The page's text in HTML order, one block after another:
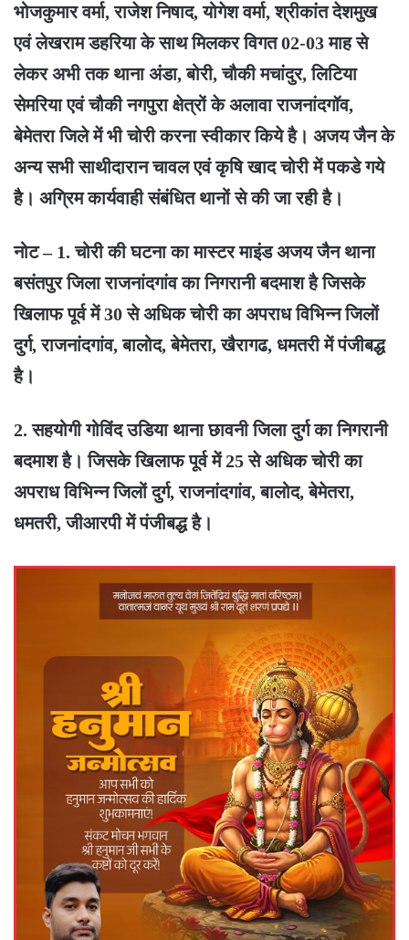
भोजकुमार वर्मा, राजेश निषाद, योगेश वर्मा, श्रीकांत देशमुख
एवं लेखराम डहरिया के साथ मिलकर विगत 02-03 माह से
लेकर अभी तक थाना अंडा, बोरी, चौकी मचांदुर, लिटिया
सेमरिया एवं चौकी नगपुरा क्षेत्रों के अलावा राजनांदगॉव,
बेमेतरा जिले में भी चोरी करना स्वीकार किये है। अजय जैन के
अन्य सभी साथीदारान चावल एवं कृषि खाद चोरी में पकडे गये
है। अग्रिम कार्यवाही संबंधित थानों से की जा रही है।
नोट – 1. चोरी की घटना का मास्टर माइंड अजय जैन थाना
बसंतपुर जिला राजनांदगांव का निगरानी बदमाश है जिसके
खिलाफ पूर्व में 30 से अधिक चोरी का अपराध विभिन्न जिलों
दुर्ग, राजनांदगांव, बालोद, बेमेतरा, खैरागढ, धमतरी में पंजीबद्ध
है।
2. सहयोगी गोविंद उडिया थाना छावनी जिला दुर्ग का निगरानी
बदमाश है। जिसके खिलाफ पूर्व में 25 से अधिक चोरी का
अपराध विभिन्न जिलों दुर्ग, राजनांदगांव, बालोद, बेमेतरा,
धमतरी, जीआरपी में पंजीबद्ध है।